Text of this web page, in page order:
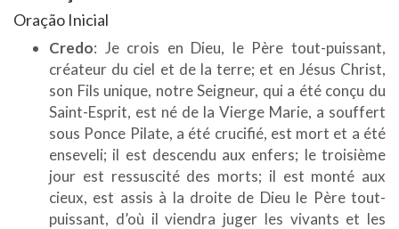
Oração Inicial
Credo: Je crois en Dieu, le Père tout-puissant,
créateur du ciel et de la terre; et en Jésus Christ,
son Fils unique, notre Seigneur, qui a été conçu du
Saint-Esprit, est né de la Vierge Marie, a souffert
sous Ponce Pilate, a été crucifié, est mort et a été
enseveli; il est descendu aux enfers; le troisième
jour est ressuscité des morts; il est monté aux
cieux, est assis à la droite de Dieu le Père tout-
puissant, d’où il viendra juger les vivants et les